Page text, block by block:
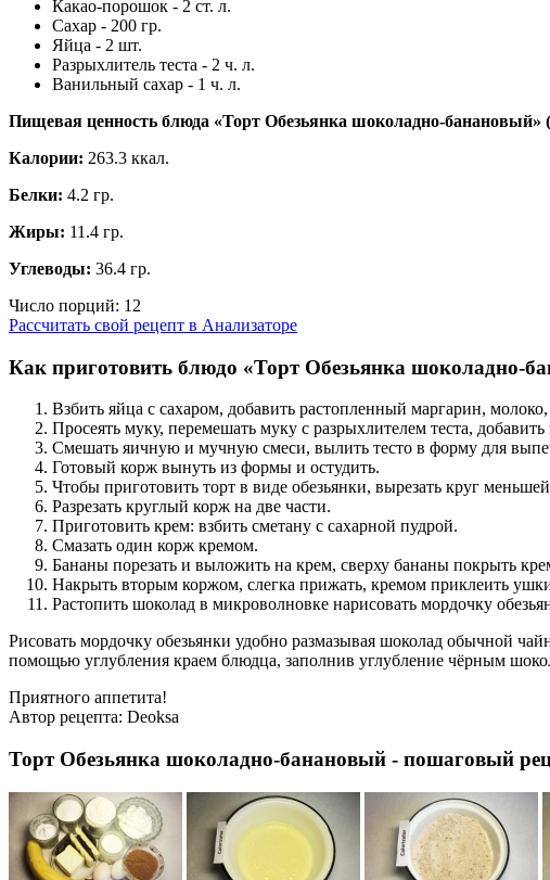
Какао-порошок - 2 ст. л.
Сахар - 200 гр.
Яйца - 2 шт.
Разрыхлитель теста - 2 ч. л.
Ванильный сахар - 1 ч. л.
Пищевая ценность блюда «Торт Обезьянка шоколадно-банановый»
Калории: 263.3 ккал.
Белки: 4.2 гр.
Жиры: 11.4 гр.
Углеводы: 36.4 гр.
Число порций: 12
Рассчитать свой рецепт в Анализаторе
Как приготовить блюдо «Торт Обезьянка шоколадно-
Взбить яйца с сахаром, добавить растопленный маргарин,
Просеять муку, перемешать муку с разрыхлителем теста,
Смешать яичную и мучную смеси, вылить тесто в форму для
Готовый корж вынуть из формы и остудить.
Чтобы приготовить торт в виде обезьянки, вырезать круг
Разрезать круглый корж на две части.
Приготовить крем: взбить сметану с сахарной пудрой.
Смазать один корж кремом.
Бананы порезать и выложить на крем, сверху бананы покрыть
Накрыть вторым коржом, слегка прижать, кремом приклеить
Растопить шоколад в микроволновке нарисовать мордочку
Рисовать мордочку обезьянки удобно размазывая шоколад обычной
помощью углубления краем блюдца, заполнив углубление чёрным
Приятного аппетита!
Автор рецепта: Deoksa
Торт Обезьянка шоколадно-банановый - пошаговый